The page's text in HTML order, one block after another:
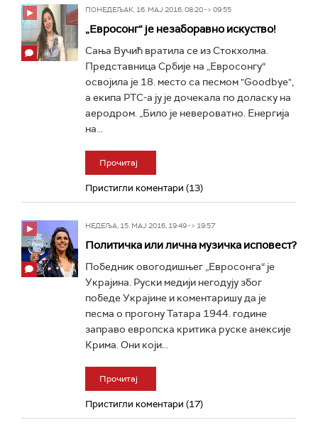
ПОНЕДЕЉАК, 16. МАЈ 2016, 08:20 -> 09:55
„Евросонг“ је незаборавно искуство!
Сања Вучић вратила се из Стокхолма.
Представница Србије на „Евросонгу“
освојила је 18. место са песмом "Goodbye",
а екипа РТС-а ју је дочекала по доласку на
аеродром. „Било је невероватно. Енергија
на...
Прочитај
Пристигли коментари (13)
НЕДЕЉА, 15. МАЈ 2016, 19:49 -> 19:57
Политичка или лична музичка исповест?
Победник овогодишњег „Евросонга“ је
Украјина. Руски медији негодују због
победе Украјине и коментаришу да је
песма о прогону Татара 1944. године
заправо европска критика руске анексије
Крима. Они који...
Прочитај
Пристигли коментари (17)